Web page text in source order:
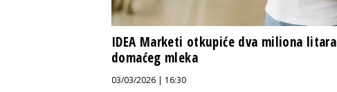
IDEA Marketi otkupiće dva miliona litara
domaćeg mleka
03/03/2026 | 16:30